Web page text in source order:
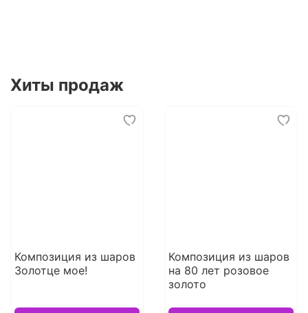
Хиты продаж
Композиция из шаров
Золотце мое!
Композиция из шаров
на 80 лет розовое
золото